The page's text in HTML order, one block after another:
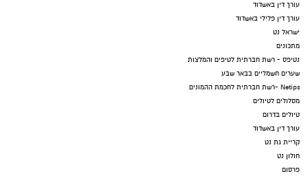
עורך דין באשדוד
עורך דין פלילי באשדוד
ישראל נט
מתכונים
נטיפס - רשת חברתית לטיפים והמלצות
שערים חשמליים בבאר שבע
Netips -רשת חברתית לחכמת ההמונים
מסלולים לטיולים
טיולים בדרום
עורך דין באשדוד
קריית גת נט
חולון נט
פרסום